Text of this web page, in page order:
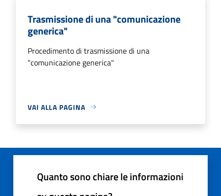
Trasmissione di una "comunicazione
generica"
Procedimento di trasmissione di una
"comunicazione generica"
VAI ALLA PAGINA
Quanto sono chiare le informazioni